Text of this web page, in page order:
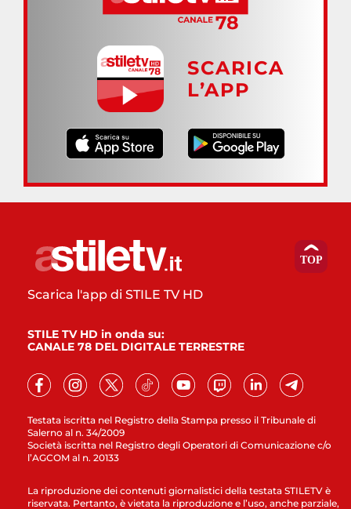
SCARICA
L’APP
Testata iscritta nel Registro della Stampa presso il Tribunale di
Salerno al n. 34/2009
Società iscritta nel Registro degli Operatori di Comunicazione c/o
l’AGCOM al n. 20133
Scarica l'app di STILE TV HD
STILE TV HD in onda su:
CANALE 78 DEL DIGITALE TERRESTRE
La riproduzione dei contenuti giornalistici della testata STILETV è
riservata. Pertanto, è vietata la riproduzione e l’uso, anche parziale,